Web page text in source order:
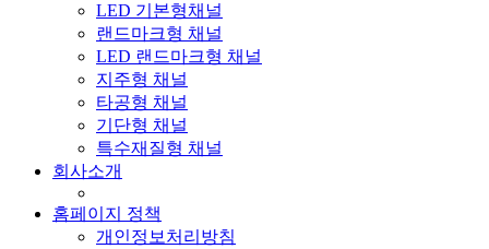
LED 기본형채널
랜드마크형 채널
LED 랜드마크형 채널
지주형 채널
타공형 채널
기단형 채널
특수재질형 채널
회사소개
홈페이지 정책
개인정보처리방침